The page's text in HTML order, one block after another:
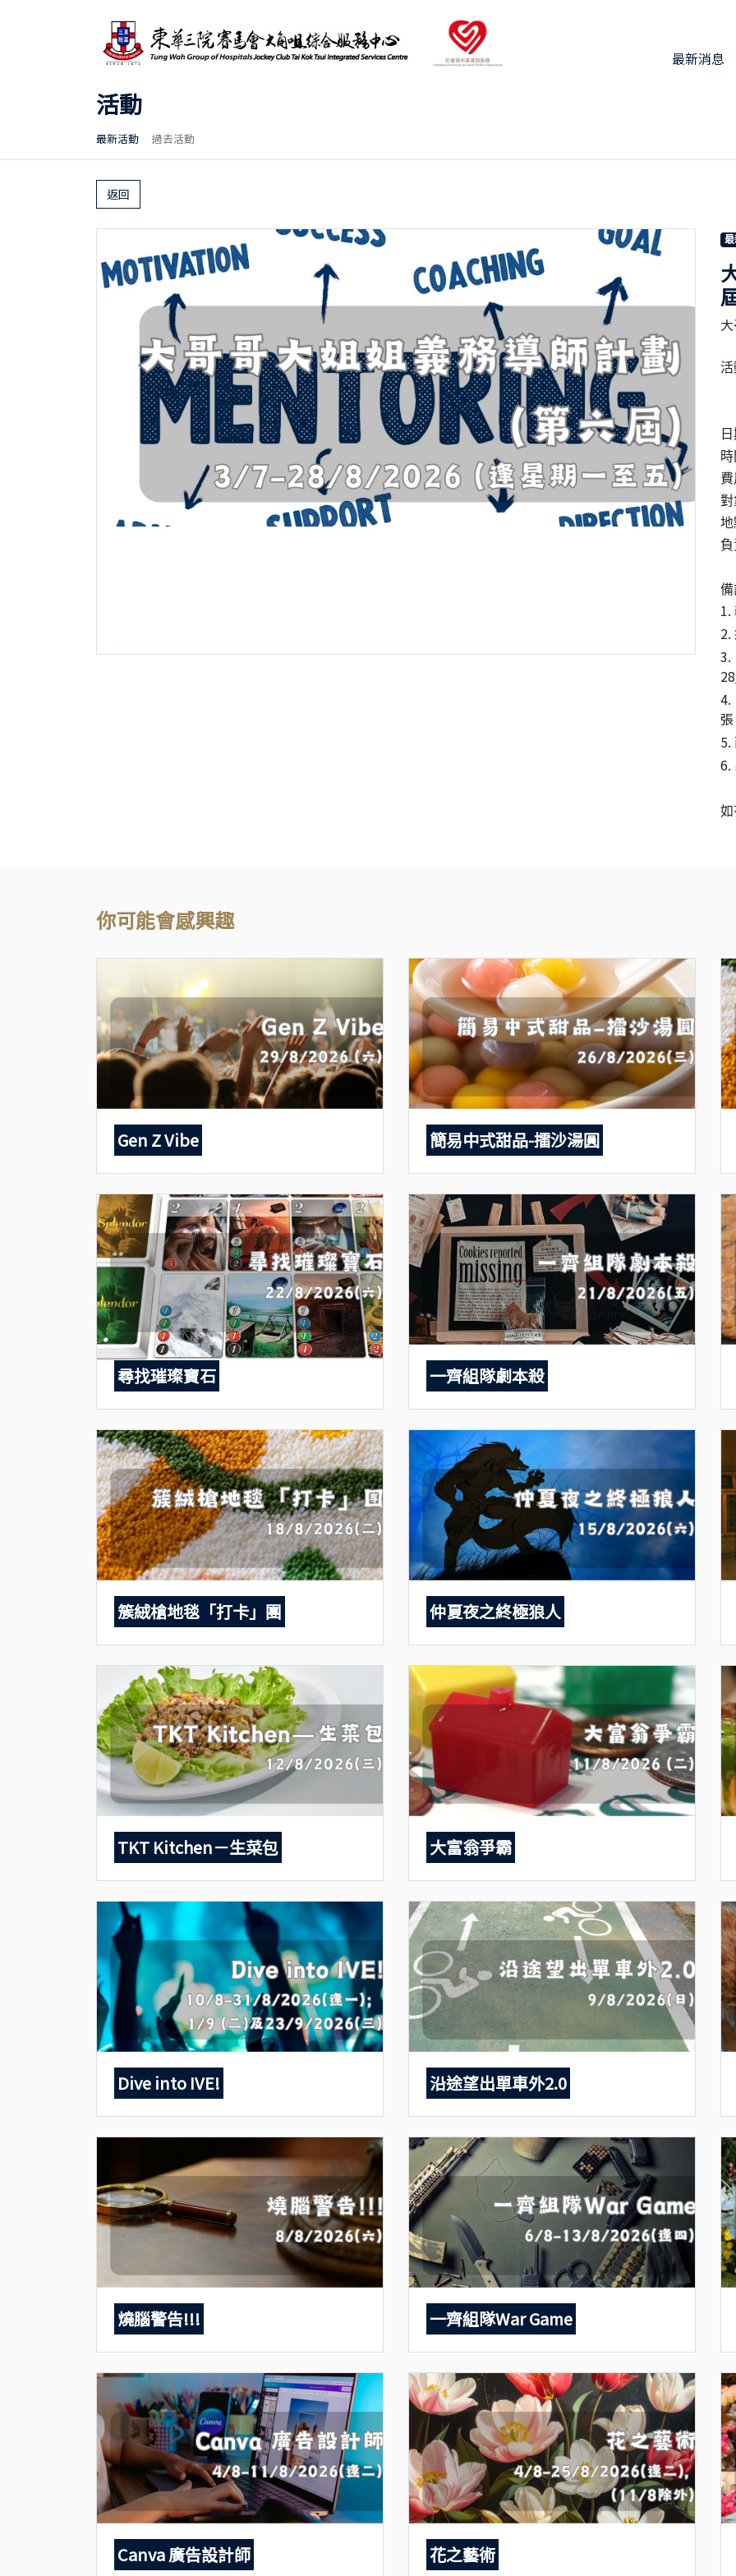
最新消息
活動
最新活動 過去活動
返回
對
地
備
1.
2.
3.
4.
5.
6.
如
你可能會感興趣
Gen Z Vibe 簡易中式甜品-擂沙湯圓
尋找璀璨寶石 一齊組隊劇本殺
簇絨槍地毯「打卡」團 仲夏夜之終極狼人
TKT Kitchen－生菜包 大富翁爭霸
Dive into IVE! 沿途望出單車外2.0
燒腦警告!!! 一齊組隊War Game
Canva 廣告設計師 花之藝術